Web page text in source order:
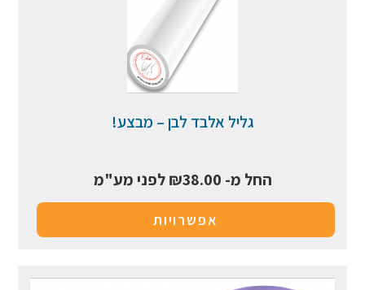
גליל אלבד לבן – מבצע!
החל מ- ₪38.00 לפני מע"מ
אפשרויות